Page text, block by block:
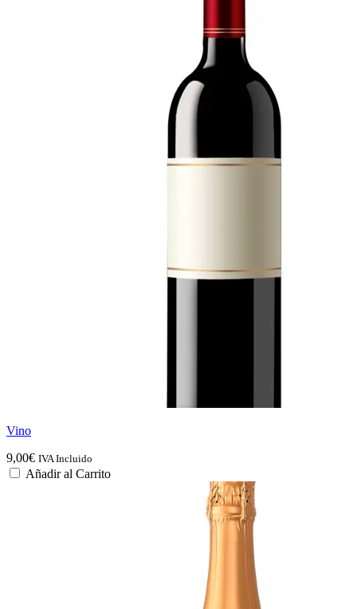
Vino
9,00€ IVA Incluido
Añadir al Carrito